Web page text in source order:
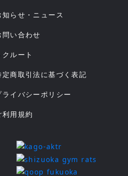
知らせ・ニュース
問い合わせ
クルート
定商取引法に基づく表記
ライバシーポリシー
利用規約